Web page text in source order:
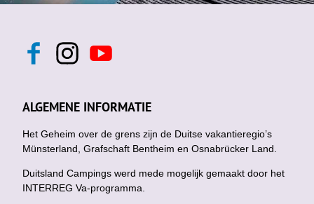
F
b
o
k
I
n
a
g
a
m
Y
o
u
b
ALGEMENE INFORMATIE
Het Geheim over de grens zijn de Duitse vakantieregio’s
Münsterland, Grafschaft Bentheim en Osnabrücker Land.
Duitsland Campings werd mede mogelijk gemaakt door het
INTERREG Va-programma.